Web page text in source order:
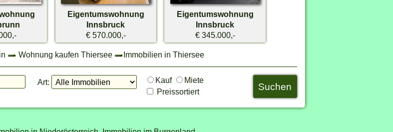
Eigentumswohnung
Innsbruck
€ 570.000,-
Eigentumswohnung
Innsbruck
€ 345.000,-
Wohnung kaufen Thiersee Immobilien in Thiersee
Art: Kauf
Miete
Preissortiert